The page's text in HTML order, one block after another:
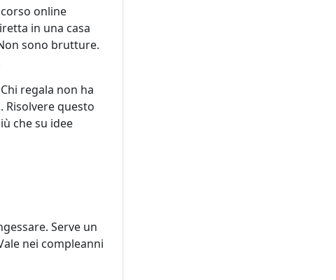
online
in una casa
sono brutture.
regala non ha
questo
che su idee
Serve un
nei compleanni